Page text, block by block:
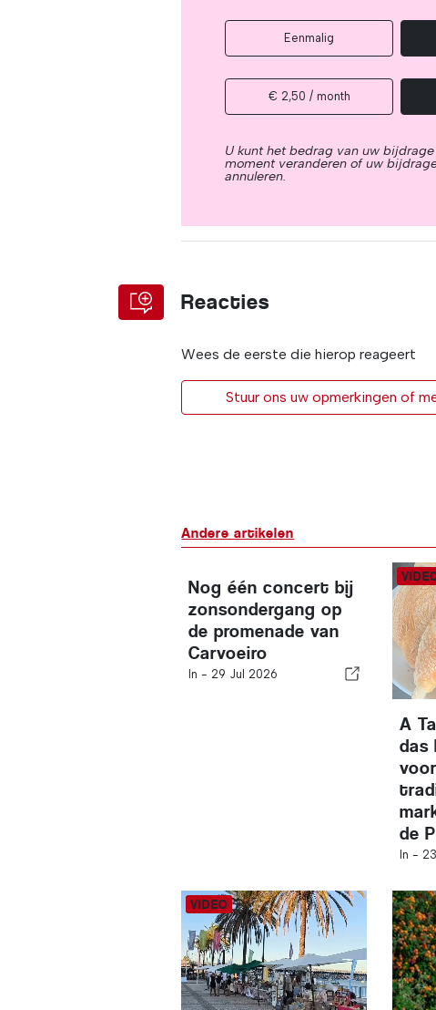
Eenmalig
€ 2,50 / month
U kunt het bedrag van uw
moment veranderen of uw
annuleren.
Reacties
Wees de eerste die hierop reageert
Stuur ons uw opmerkingen of
Andere artikelen
Nog één concert bij
zonsondergang op
de promenade van
Carvoeiro
In - 29 Jul 2026
A
das
de
In -